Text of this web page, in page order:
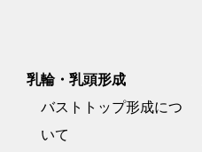
乳輪・乳頭形成
バストトップ形成につ
いて